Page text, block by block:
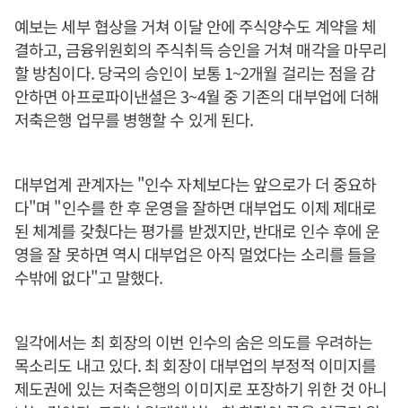
예보는 세부 협상을 거쳐 이달 안에 주식양수도 계약을 체
결하고, 금융위원회의 주식취득 승인을 거쳐 매각을 마무리
할 방침이다. 당국의 승인이 보통 1~2개월 걸리는 점을 감
안하면 아프로파이낸셜은 3~4월 중 기존의 대부업에 더해
저축은행 업무를 병행할 수 있게 된다.
대부업계 관계자는 "인수 자체보다는 앞으로가 더 중요하
다"며 "인수를 한 후 운영을 잘하면 대부업도 이제 제대로
된 체계를 갖췄다는 평가를 받겠지만, 반대로 인수 후에 운
영을 잘 못하면 역시 대부업은 아직 멀었다는 소리를 들을
수밖에 없다"고 말했다.
일각에서는 최 회장의 이번 인수의 숨은 의도를 우려하는
목소리도 내고 있다. 최 회장이 대부업의 부정적 이미지를
제도권에 있는 저축은행의 이미지로 포장하기 위한 것 아니